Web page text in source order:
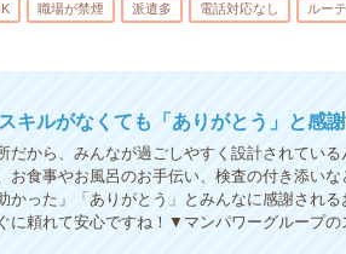
職場が禁煙 派遣多 電話対応なし ルー
キルがなくても「ありがとう」と感
から、みんなが過ごしやすく設計されている
食事やお風呂のお手伝い、検査の付き添いな
かった」「ありがとう」とみんなに感謝される
に頼れて安心ですね！▼マンパワーグループの